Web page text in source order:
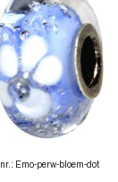
nr.: Emo-perw-bloem-dot